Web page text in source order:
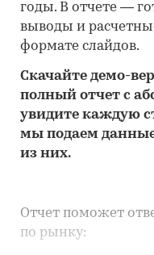
годы. В отчете —
выводы и
формате слайдов.
Скачайте демо-
полный отчет с
увидите каждую
мы подаем
из них.
Отчет поможет
по рынку: